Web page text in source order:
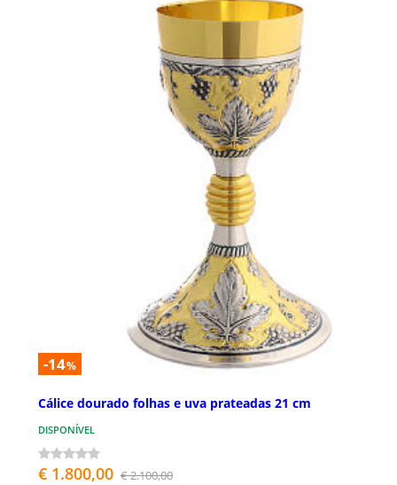
-14%
Cálice dourado folhas e uva prateadas 21 cm
DISPONÍVEL
€ 1.800,00 € 2.100,00